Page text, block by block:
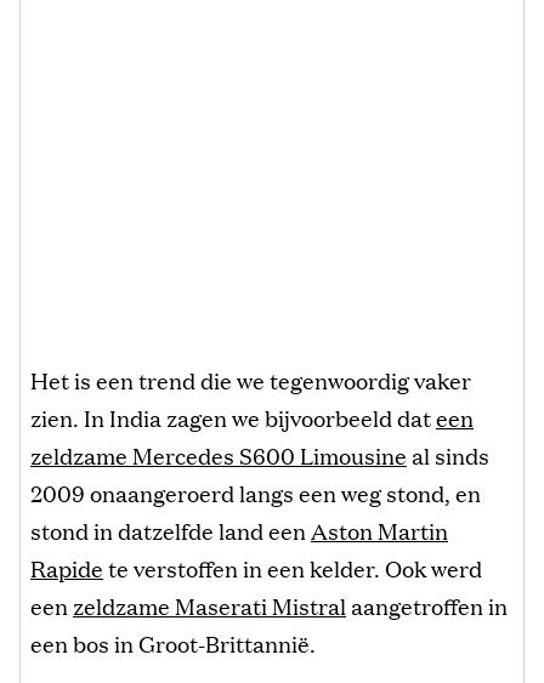
Het is een trend die we tegenwoordig vaker
zien. In India zagen we bijvoorbeeld dateen
zeldzame Mercedes S600 Limousineal sinds
2009 onaangeroerd langs een weg stond, en
stond in datzelfde land eenAston Martin
Rapidete verstoffen in een kelder. Ook werd
eenzeldzame Maserati Mistralaangetroffen in
een bos in Groot-Brittannië.